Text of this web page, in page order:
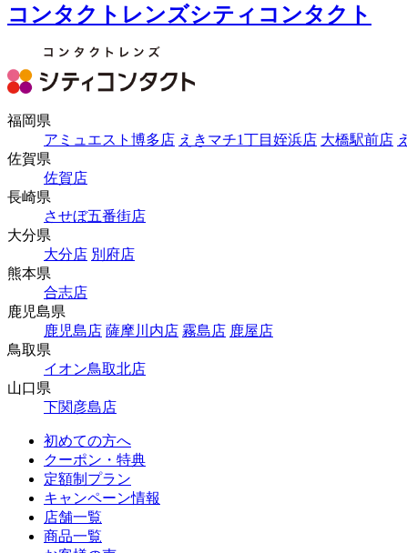
コンタクトレンズシティコンタクト
福岡県
アミュエスト博多店 えきマチ1丁目姪浜店 大橋駅前店
佐賀県
佐賀店
長崎県
させぼ五番街店
大分県
大分店 別府店
熊本県
合志店
鹿児島県
鹿児島店 薩摩川内店 霧島店 鹿屋店
鳥取県
イオン鳥取北店
山口県
下関彦島店
初めての方へ
クーポン・特典
定額制プラン
キャンペーン情報
店舗一覧
商品一覧